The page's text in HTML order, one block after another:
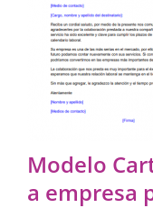
Modelo
a empresa